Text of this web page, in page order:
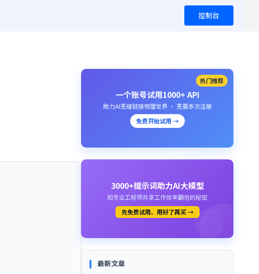
控制台
热门推荐
一个账号试用1000+ API
助力AI无缝链接物理世界 · 无需多次注册
免费开始试用 →
3000+提示词助力AI大模型
和专业工程师共享工作效率翻倍的秘密
先免费试用、用好了再买 →
最新文章